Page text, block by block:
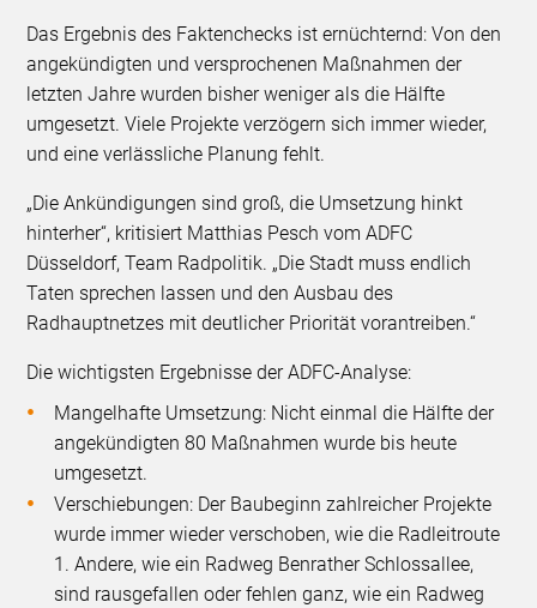
Das Ergebnis des Faktenchecks ist ernüchternd: Von den
angekündigten und versprochenen Maßnahmen der
letzten Jahre wurden bisher weniger als die Hälfte
umgesetzt. Viele Projekte verzögern sich immer wieder,
und eine verlässliche Planung fehlt.
„Die Ankündigungen sind groß, die Umsetzung hinkt
hinterher“, kritisiert Matthias Pesch vom ADFC
Düsseldorf, Team Radpolitik. „Die Stadt muss endlich
Taten sprechen lassen und den Ausbau des
Radhauptnetzes mit deutlicher Priorität vorantreiben.“
Die wichtigsten Ergebnisse der ADFC-Analyse:
Mangelhafte Umsetzung: Nicht einmal die Hälfte der
angekündigten 80 Maßnahmen wurde bis heute
umgesetzt.
Verschiebungen: Der Baubeginn zahlreicher Projekte
wurde immer wieder verschoben, wie die Radleitroute
1. Andere, wie ein Radweg Benrather Schlossallee,
sind rausgefallen oder fehlen ganz, wie ein Radweg